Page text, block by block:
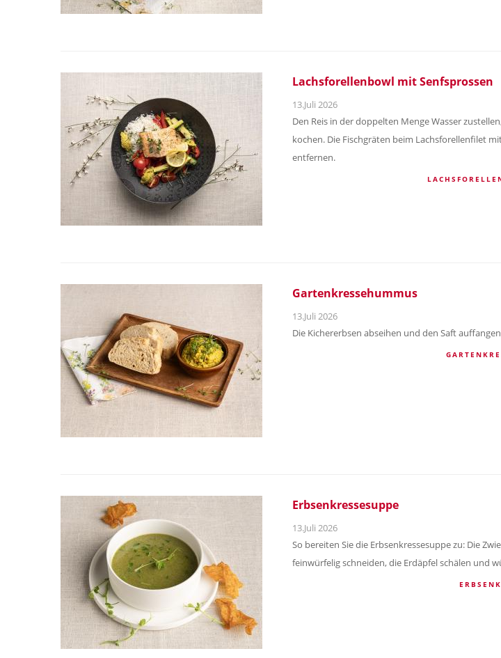
Lachsforellenbowl mit Senfsprossen
13.Juli 2026
Den Reis in der doppelten Menge Wasser
kochen. Die Fischgräten beim Lachsforellenfilet
entfernen.
Gartenkressehummus
13.Juli 2026
Die Kichererbsen abseihen und den Saft
Erbsenkressesuppe
13.Juli 2026
So bereiten Sie die Erbsenkressesuppe zu: Die
feinwürfelig schneiden, die Erdäpfel schälen und